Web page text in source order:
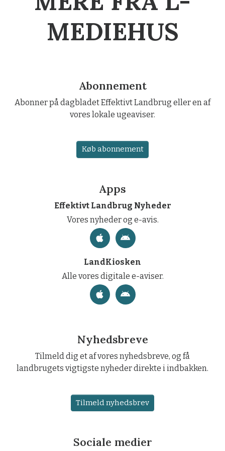
MEDIEHUS
Abonnement
Abonner på dagbladet Effektivt Landbrug eller en af
vores lokale ugeaviser.
Køb abonnement
Apps
Effektivt Landbrug Nyheder
Vores nyheder og e-avis.
LandKiosken
Alle vores digitale e-aviser.
Nyhedsbreve
Tilmeld dig et af vores nyhedsbreve, og få
landbrugets vigtigste nyheder direkte i indbakken.
Tilmeld nyhedsbrev
Sociale medier